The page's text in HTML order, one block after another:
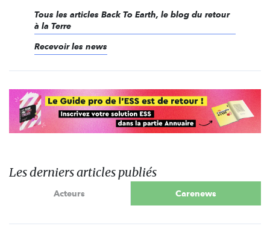
Tous les articles Back To Earth, le blog du retour
à la Terre
Recevoir les news
Les derniers articles publiés
Acteurs Carenews